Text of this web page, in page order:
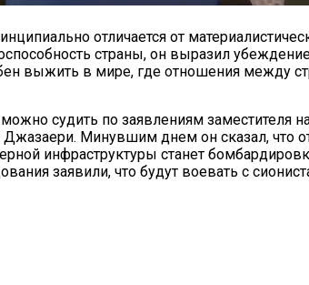
отличается от
страны, он выразил
выжить в мире, где отношения между
судить по заявлениям заместителя
Минувшим днем он сказал, что
инфраструктуры станет
заявили, что будут воевать с